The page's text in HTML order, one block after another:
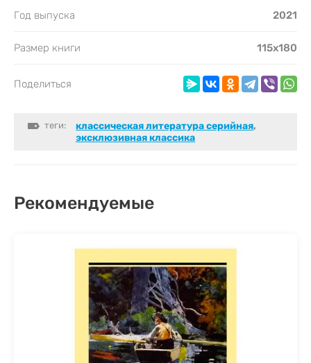
Год выпуска 2021
Размер книги 115х180
Поделиться
теги: классическая литература серийная,
эксклюзивная классика
Рекомендуемые